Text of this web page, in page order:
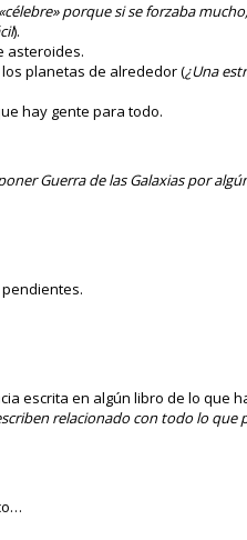
porque si se forzaba
).
asteroides.
planetas de alrededor (¿Una
hay gente para todo.
Guerra de las Galaxias por
escrita en algún libro de lo que
relacionado con todo lo que